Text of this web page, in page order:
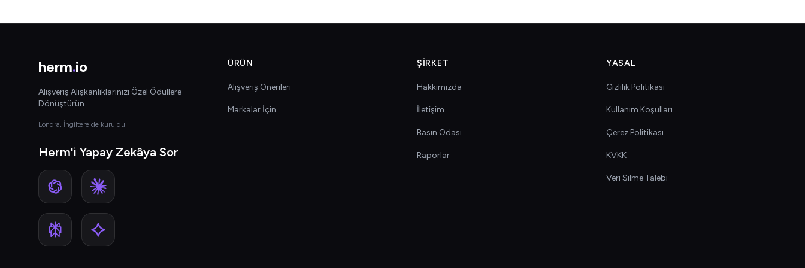
herm.io
Alışveriş Alışkanlıklarınızı Özel Ödüllere
Dönüştürün
Londra, İngiltere'de kuruldu
Herm'i Yapay Zekâya Sor
ÜRÜN
Alışveriş Önerileri
Markalar İçin
ŞIRKET
Hakkımızda
İletişim
Basın Odası
Raporlar
YASAL
Gizlilik Politikası
Kullanım Koşulları
Çerez Politikası
KVKK
Veri Silme Talebi